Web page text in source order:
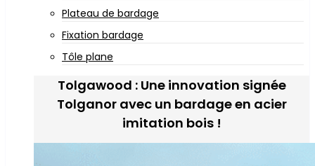
Plateau de bardage
Fixation bardage
Tôle plane
Tolgawood : Une innovation signée
Tolganor avec un bardage en acier
imitation bois !